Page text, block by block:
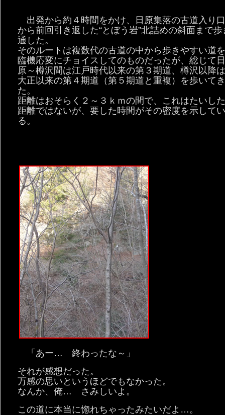
出発から約４時間をかけ、日原集落の古道入り
から前回引き返した“とぼう岩”北詰めの斜面まで歩
通した。
そのルートは複数代の古道の中から歩きやすい道
臨機応変にチョイスしてのものだったが、総じて
原～樽沢間は江戸時代以来の第３期道、樽沢以降
大正以来の第４期道（第５期道と重複）を歩いて
た。
距離はおそらく２～３ｋｍの間で、これはたいし
距離ではないが、要した時間がその密度を示して
る。
「あー… 終わったな～」
それが感想だった。
万感の思いというほどでもなかった。
なんか、俺… さみしいよ。
この道に本当に惚れちゃったみたいだよ…。